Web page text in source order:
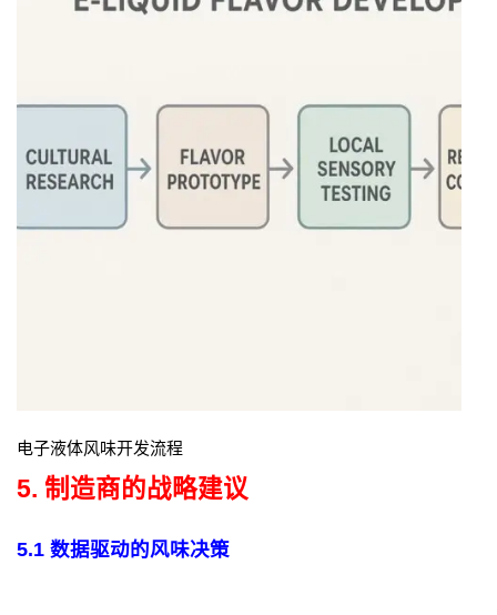
电子液体风味开发流程
5. 制造商的战略建议
5.1 数据驱动的风味决策